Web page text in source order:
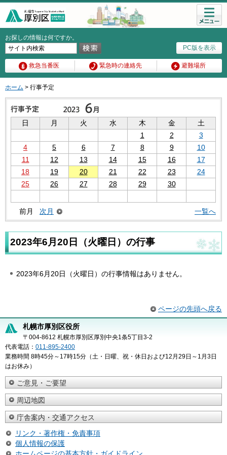
PC版を表示
お探しの情報は何ですか。
救急当番医 緊急時の連絡先 避難場所
メニュ
ー
ホーム > 行事予定
日 月 火 水 木 金
土
1
2
3
4
5 6 7 8 9
10
11
12 13 14 15 16
17
18
19 20 21 22 23
24
25
26 27 28 29 30
前月 次月 一覧へ
2023年6月20日（火曜日）の行事
2023年6月20日（火曜日）の行事情報はありません。
ページの先頭へ戻る
札幌市厚別区役所
〒004-8612 札幌市厚別区厚別中央1条5丁目3-2
代表電話： 011-895-2400
業務時間 8時45分～17時15分（土・日曜、祝・休日および12月29日～1月3日
はお休み）
ご意見・ご要望
周辺地図
庁舎案内・交通アクセス
リンク・著作権・免責事項
個人情報の保護